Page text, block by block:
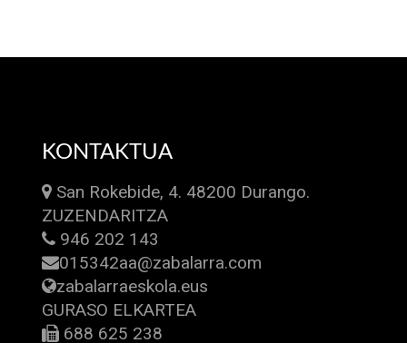
KONTAKTUA
San Rokebide, 4. 48200 Durango.
ZUZENDARITZA
946 202 143
015342aa@zabalarra.com
zabalarraeskola.eus
GURASO ELKARTEA
688 625 238